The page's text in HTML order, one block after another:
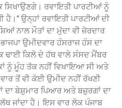
ਸਿਖਾਉਣਗੇ। ਰਵਾਇਤੀ ਪਾਰਟੀਆਂ ਨੂੰ
ਹੈ।’’ ਉਨ੍ਹਾਂ ਰਵਾਇਤੀ ਪਾਰਟੀਆਂ ਦੀ
ਨਾਲ ਮੌਤਾਂ ਦਾ ਮੁੱਦਾ ਵੀ ਜ਼ੋਰਦਾਰ
ਉਮੀਦਵਾਰ ਹੰਸਰਾਜ ਹੰਸ ਦਾ
ਢਾਈ ਕਿਲੋ ਦੇ ਹੱਥ ਵਾਲੇ ਸੰਸਦ ਮੈਂਬਰ
ਨੂੰ ਮੂੰਹ ਤੱਕ ਨਹੀਂ ਵਿਖਾਇਆ ਸੀ ਅਤੇ
ਤੋਂ ਵੀ ਕੋਈ ਉਮੀਦ ਨਹੀਂ ਰੱਖਣੀ
ਦਾ ਬੇਸ਼ੁਮਾਰ ਪਿਆਰ ਅਤੇ ਬਜ਼ੁਰਗਾਂ ਦਾ
ਜਾਂਦਾ ਹੈ। ਇਸ ਵਾਰ ਲੋਕ ਪੰਜਾਬ